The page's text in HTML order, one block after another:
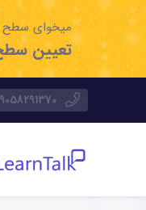
میخوای سطح
تعیین